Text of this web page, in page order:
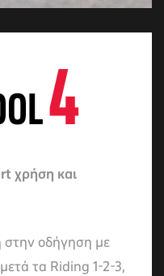
4
χρήση και
στην οδήγηση με
τα Riding 1-2-3,